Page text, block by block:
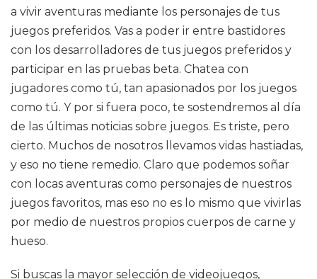
a vivir aventuras mediante los personajes de tus
juegos preferidos. Vas a poder ir entre bastidores
con los desarrolladores de tus juegos preferidos y
participar en las pruebas beta. Chatea con
jugadores como tú, tan apasionados por los juegos
como tú. Y por si fuera poco, te sostendremos al día
de las últimas noticias sobre juegos. Es triste, pero
cierto. Muchos de nosotros llevamos vidas hastiadas,
y eso no tiene remedio. Claro que podemos soñar
con locas aventuras como personajes de nuestros
juegos favoritos, mas eso no es lo mismo que vivirlas
por medio de nuestros propios cuerpos de carne y
hueso.
Si buscas la mayor selección de videojuegos,